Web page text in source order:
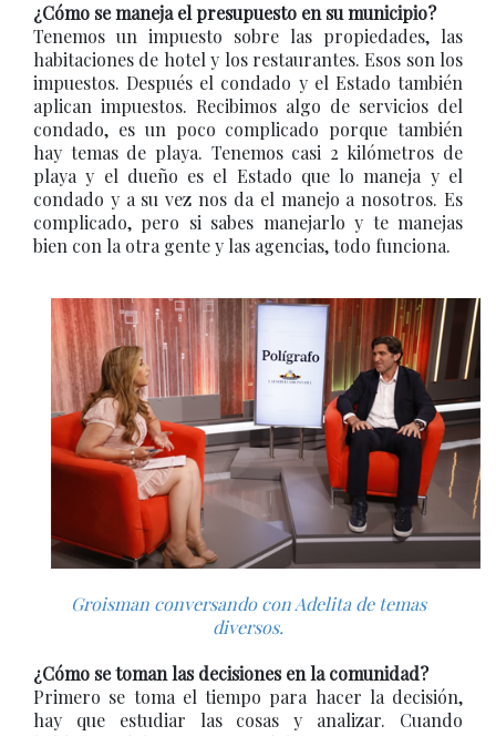
¿Cómo se maneja el presupuesto en su municipio?
Tenemos un impuesto sobre las propiedades, las
habitaciones de hotel y los restaurantes. Esos son los
impuestos. Después el condado y el Estado también
aplican impuestos. Recibimos algo de servicios del
condado, es un poco complicado porque también
hay temas de playa. Tenemos casi 2 kilómetros de
playa y el dueño es el Estado que lo maneja y el
condado y a su vez nos da el manejo a nosotros. Es
complicado, pero si sabes manejarlo y te manejas
bien con la otra gente y las agencias, todo funciona.
Groisman conversando con Adelita de temas
diversos.
¿Cómo se toman las decisiones en la comunidad?
Primero se toma el tiempo para hacer la decisión,
hay que estudiar las cosas y analizar. Cuando